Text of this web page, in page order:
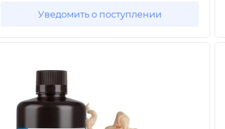
Уведомить о поступлении